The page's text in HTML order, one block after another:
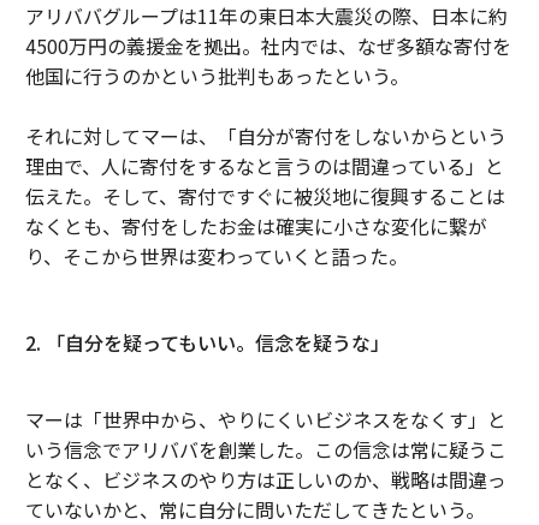
アリババグループは11年の東日本大震災の際、日本に約
4500万円の義援金を拠出。社内では、なぜ多額な寄付を
他国に行うのかという批判もあったという。
それに対してマーは、「自分が寄付をしないからという
理由で、人に寄付をするなと言うのは間違っている」と
伝えた。そして、寄付ですぐに被災地に復興することは
なくとも、寄付をしたお金は確実に小さな変化に繋が
り、そこから世界は変わっていくと語った。
2. 「自分を疑ってもいい。信念を疑うな」
マーは「世界中から、やりにくいビジネスをなくす」と
いう信念でアリババを創業した。この信念は常に疑うこ
となく、ビジネスのやり方は正しいのか、戦略は間違っ
ていないかと、常に自分に問いただしてきたという。